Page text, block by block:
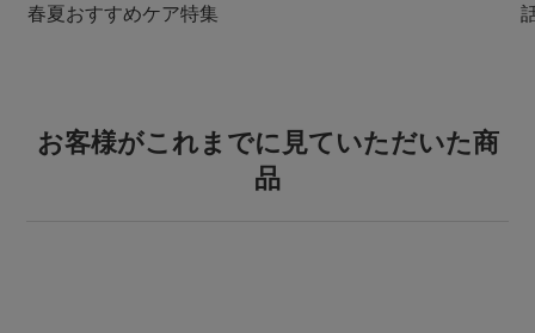
春夏おすすめケア特集
お客様がこれまでに見ていただいた商
品